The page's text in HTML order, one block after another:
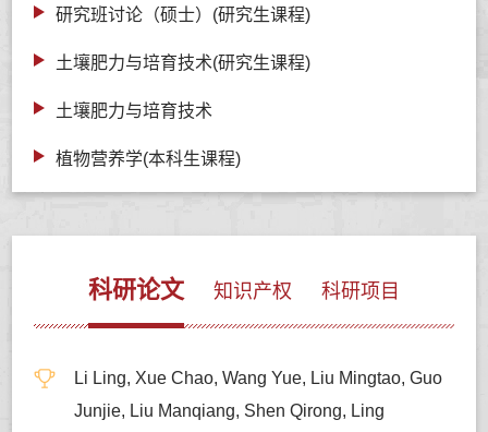
研究班讨论（硕士）(研究生课程)
土壤肥力与培育技术(研究生课程)
土壤肥力与培育技术
植物营养学(本科生课程)
科研论文 知识产权 科研项目
Li Ling, Xue Chao, Wang Yue, Liu Mingtao, Guo
Junjie, Liu Manqiang, Shen Qirong, Ling